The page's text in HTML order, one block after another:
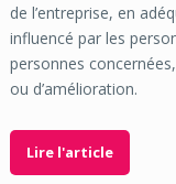
de l’entreprise, en
influencé par les
personnes
ou d’amélioration.
Lire l'article